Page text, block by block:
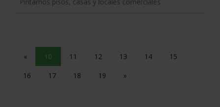
« 10 11 12 13 14 15
16 17 18 19 »